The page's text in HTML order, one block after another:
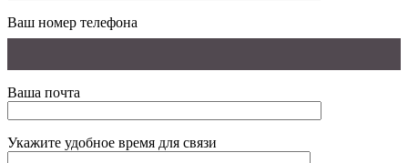
Ваш номер телефона
Ваша почта
Укажите удобное время для связи